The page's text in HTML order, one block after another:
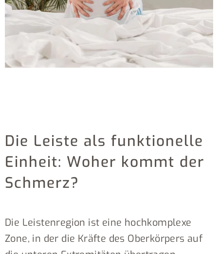
Die Leiste als funktionelle
Einheit: Woher kommt der
Schmerz?
Die Leistenregion ist eine hochkomplexe
Zone, in der die Kräfte des Oberkörpers auf